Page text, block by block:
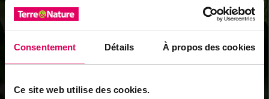
Consentement Détails À propos des cookies
Ce site web utilise des cookies.